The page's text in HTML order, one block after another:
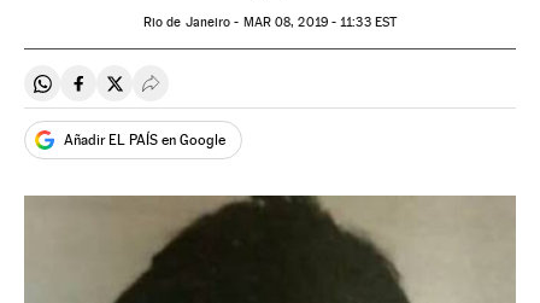
Rio de Janeiro - MAR08, 2019 - 11:33EST
Compartir en Whatsapp
Compartir en Facebook
Compartir en Twitter
Desplegar Redes Sociales
Añadir EL PAÍS en Google